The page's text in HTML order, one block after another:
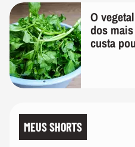
O
dos
custa
MEUS SHORTS